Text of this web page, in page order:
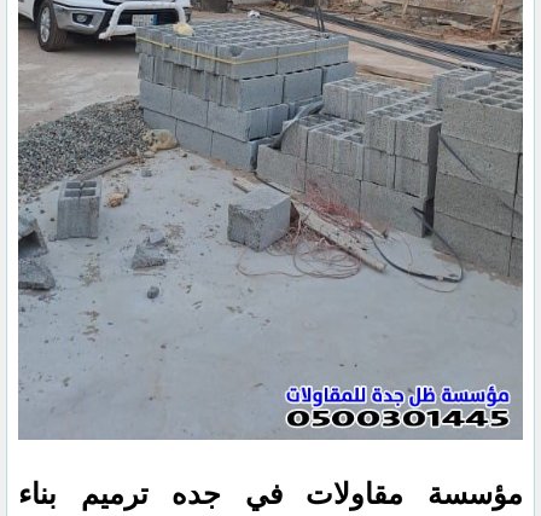
مؤسسة مقاولات في جده ترميم بناء